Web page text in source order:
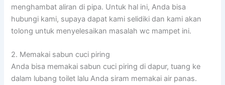
menghambat aliran di pipa. Untuk hal ini, Anda bisa
hubungi kami, supaya dapat kami selidiki dan kami akan
tolong untuk menyelesaikan masalah wc mampet ini.
2. Memakai sabun cuci piring
Anda bisa memakai sabun cuci piring di dapur, tuang ke
dalam lubang toilet lalu Anda siram memakai air panas.